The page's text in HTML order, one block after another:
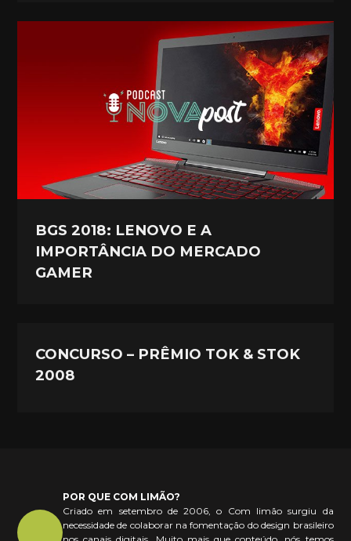
BGS 2018: LENOVO E A
IMPORTÂNCIA DO MERCADO
GAMER
CONCURSO – PRÊMIO TOK & STOK
2008
POR QUE COM LIMÃO?
Criado em setembro de 2006, o Com limão surgiu da
necessidade de colaborar na fomentação do design brasileiro